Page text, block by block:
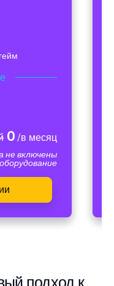
0 /в месяц
включены
подход к